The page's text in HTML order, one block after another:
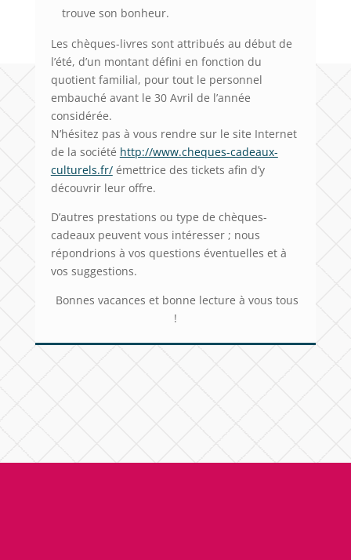
trouve son bonheur.
Les chèques-livres sont attribués au début de
l’été, d’un montant défini en fonction du
quotient familial, pour tout le personnel
embauché avant le 30 Avril de l’année
considérée.
N’hésitez pas à vous rendre sur le site Internet
de la société http://www.cheques-cadeaux-
culturels.fr/émettrice des tickets afin d’y
découvrir leur offre.
D’autres prestations ou type de chèques-
cadeaux peuvent vous intéresser ; nous
répondrions à vos questions éventuelles et à
vos suggestions.
Bonnes vacances et bonne lecture à vous tous
!